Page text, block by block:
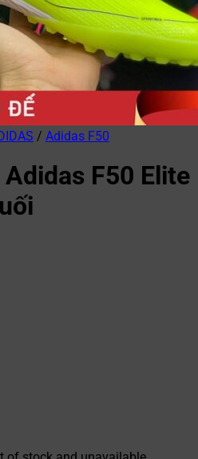
/ Adidas F50
F50 Elite